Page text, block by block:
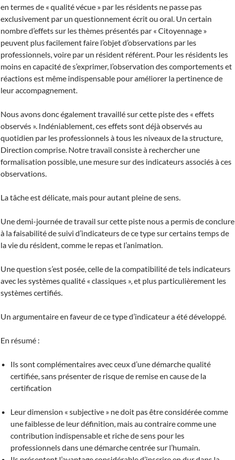
en termes de « qualité vécue » par les résidents ne passe pas
exclusivement par un questionnement écrit ou oral. Un certain
nombre d’effets sur les thèmes présentés par « Citoyennage »
peuvent plus facilement faire l’objet d’observations par les
professionnels, voire par un résident référent. Pour les résidents les
moins en capacité de s’exprimer, l’observation des comportements et
réactions est même indispensable pour améliorer la pertinence de
leur accompagnement.
Nous avons donc également travaillé sur cette piste des « effets
observés ». Indéniablement, ces effets sont déjà observés au
quotidien par les professionnels à tous les niveaux de la structure,
Direction comprise. Notre travail consiste à rechercher une
formalisation possible, une mesure sur des indicateurs associés à ces
observations.
La tâche est délicate, mais pour autant pleine de sens.
Une demi-journée de travail sur cette piste nous a permis de conclure
à la faisabilité de suivi d’indicateurs de ce type sur certains temps de
la vie du résident, comme le repas et l’animation.
Une question s’est posée, celle de la compatibilité de tels indicateurs
avec les systèmes qualité « classiques », et plus particulièrement les
systèmes certifiés.
Un argumentaire en faveur de ce type d’indicateur a été développé.
En résumé :
Ils sont complémentaires avec ceux d’une démarche qualité
certifiée, sans présenter de risque de remise en cause de la
certification
Leur dimension « subjective » ne doit pas être considérée comme
une faiblesse de leur définition, mais au contraire comme une
contribution indispensable et riche de sens pour les
professionnels dans une démarche centrée sur l’humain.